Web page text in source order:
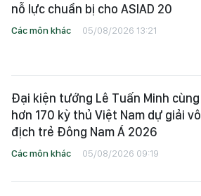
nỗ lực chuẩn bị cho ASIAD 20
Các môn khác 05/08/2026 13:21
Đại kiện tướng Lê Tuấn Minh cùng
hơn 170 kỳ thủ Việt Nam dự giải vô
địch trẻ Đông Nam Á 2026
Các môn khác 05/08/2026 09:19